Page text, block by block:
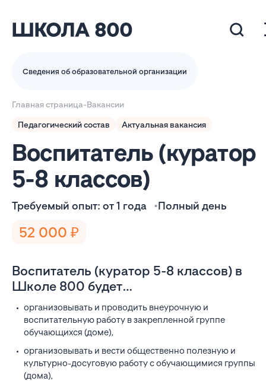
Сведения об образовательной организации
Главная страница-Вакансии
Педагогический состав
Актуальная вакансия
Воспитатель (куратор
5-8 классов)
Требуемый опыт: от 1 года Полный день
52 000 ₽
Воспитатель (куратор 5-8 классов) в
Школе 800 будет…
организовывать и проводить внеурочную и
воспитательную работу в закрепленной группе
обучающихся (доме),
организовывать и вести общественно полезную и
культурно-досуговую работу с обучающимися группы
(дома),